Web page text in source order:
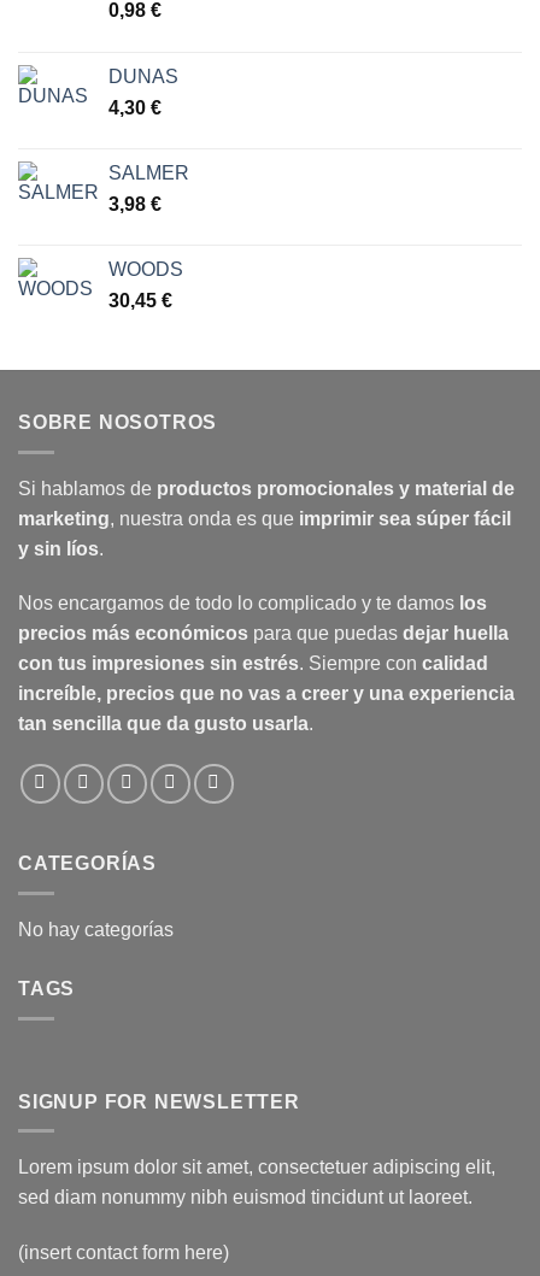
0,98 €
DUNAS
4,30 €
SALMER
3,98 €
WOODS
30,45 €
SOBRE NOSOTROS
Si hablamos de productos promocionales y material de
marketing, nuestra onda es que imprimir sea súper fácil
y sin líos.
Nos encargamos de todo lo complicado y te damos los
precios más económicos para que puedas dejar huella
con tus impresiones sin estrés. Siempre con calidad
increíble, precios que no vas a creer y una experiencia
tan sencilla que da gusto usarla.
CATEGORÍAS
No hay categorías
TAGS
SIGNUP FOR NEWSLETTER
Lorem ipsum dolor sit amet, consectetuer adipiscing elit,
sed diam nonummy nibh euismod tincidunt ut laoreet.
(insert contact form here)